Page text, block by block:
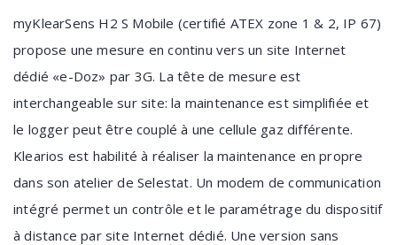
myKlearSens H2 S Mobile (certifié ATEX zone 1 & 2, IP 67)
propose une mesure en continu vers un site Internet
dédié «e-Doz» par 3G. La tête de mesure est
interchangeable sur site: la maintenance est simplifiée et
le logger peut être couplé à une cellule gaz différente.
Klearios est habilité à réaliser la maintenance en propre
dans son atelier de Selestat. Un modem de communication
intégré permet un contrôle et le paramétrage du dispositif
à distance par site Internet dédié. Une version sans